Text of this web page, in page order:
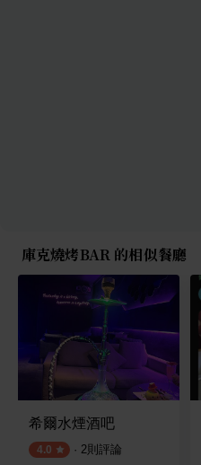
庫克燒烤BAR 的相似餐廳
希爾水煙酒吧
4.0 · 2則評論